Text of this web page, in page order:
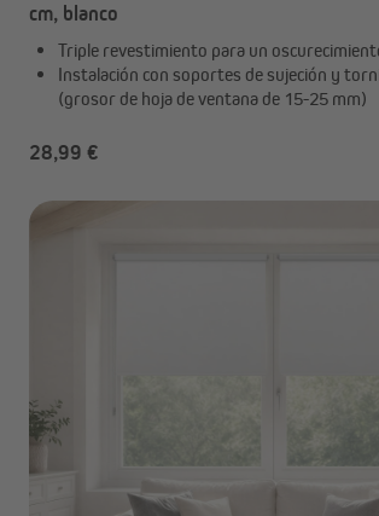
cm, blanco
Triple revestimiento para un
Instalación con soportes de sujeción y
(grosor de hoja de ventana de 15-25 mm)
28,99 €